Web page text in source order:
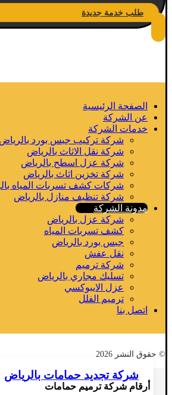
طلب خدمة جديدة
الصفحة الرئيسية
عن الشركة
خدمات الشركة
شركة تركيب جبس بورد بالرياض
شركة نقل الاثاث بالرياض
شركة عزل اسطح بالرياض
شركة تخزين اثاث بالرياض
شركات كشف تسربات المياه
شركة تنظيف منازل بالرياض
مدونة الشركة
شركة عزل بالرياض
كشف تسربات المياه
جبس بورد بالرياض
نقل عفش
شركة ترميم
تسليك مجاري بالرياض
عزل الايبوكسي
ترميم الفلل
اتصل بنا
© حقوق النشر 2026
أرقام شركة ترميم حمامات
شركة تجديد حمامات بالرياض